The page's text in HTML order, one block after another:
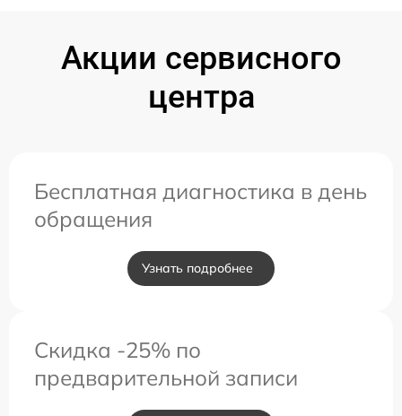
Акции сервисного
центра
Бесплатная диагностика в день
обращения
Узнать подробнее
Скидка -25% по
предварительной записи